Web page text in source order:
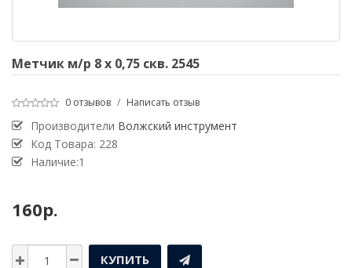
Метчик м/р 8 х 0,75 скв. 2545
0 отзывов / Написать отзыв
Производители Волжский инструмент
Код Товара: 228
Наличие:1
160р.
КУПИТЬ